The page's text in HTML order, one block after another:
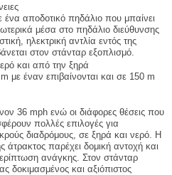
αποδοτικό πηδάλιο που μπαίνει
μέσα στο πηδάλιο διεύθυνσης
ηλεκτρική αντλία εντός της
στον στάνταρ εξοπλισμό.
και από την ξηρά
με έναν επιβαίνονται και σε 150 m
36 mph ενώ οι διάφορες θέσεις που
πολλές επιλογές για
διαδρόμους, σε ξηρά και νερό. Η
άτρακτος παρέχει δομική αντοχή και
ανάγκης. Στον στάνταρ
δοκιμασμένος και αξιόπιστος